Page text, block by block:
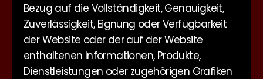
Bezug auf die Vollständigkeit, Genauigkeit,
Zuverlässigkeit, Eignung oder Verfügbarkeit
der Website oder der auf der Website
enthaltenen Informationen, Produkte,
Dienstleistungen oder zugehörigen Grafiken